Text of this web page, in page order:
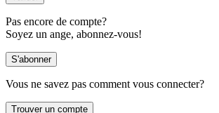
Pas encore de compte?
Soyez un ange, abonnez-vous!
Vous ne savez pas comment vous connecter?